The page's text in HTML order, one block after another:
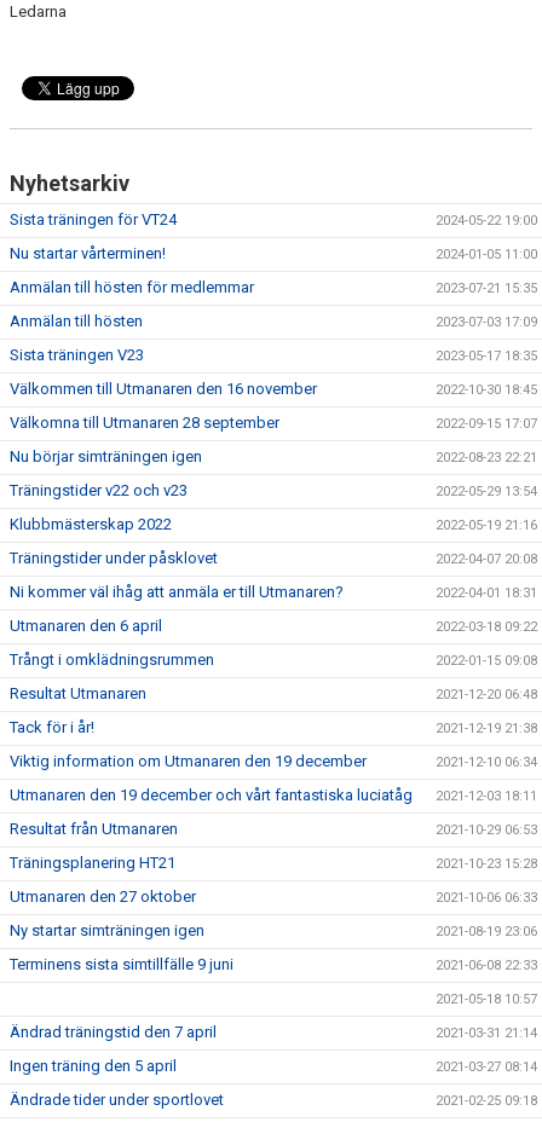
Ledarna
Nyhetsarkiv
Sista träningen för VT24 2024-05-22 19:00
Nu startar vårterminen! 2024-01-05 11:00
Anmälan till hösten för medlemmar 2023-07-21 15:35
Anmälan till hösten 2023-07-03 17:09
Sista träningen V23 2023-05-17 18:35
Välkommen till Utmanaren den 16 november 2022-10-30 18:45
Välkomna till Utmanaren 28 september 2022-09-15 17:07
Nu börjar simträningen igen 2022-08-23 22:21
Träningstider v22 och v23 2022-05-29 13:54
Klubbmästerskap 2022 2022-05-19 21:16
Träningstider under påsklovet 2022-04-07 20:08
Ni kommer väl ihåg att anmäla er till Utmanaren? 2022-04-01 18:31
Utmanaren den 6 april 2022-03-18 09:22
Trångt i omklädningsrummen 2022-01-15 09:08
Resultat Utmanaren 2021-12-20 06:48
Tack för i år! 2021-12-19 21:38
Viktig information om Utmanaren den 19 december 2021-12-10 06:34
Utmanaren den 19 december och vårt fantastiska luciatåg 2021-12-03 18:11
Resultat från Utmanaren 2021-10-29 06:53
Träningsplanering HT21 2021-10-23 15:28
Utmanaren den 27 oktober 2021-10-06 06:33
Ny startar simträningen igen 2021-08-19 23:06
Terminens sista simtillfälle 9 juni 2021-06-08 22:33
2021-05-18 10:57
Ändrad träningstid den 7 april 2021-03-31 21:14
Ingen träning den 5 april 2021-03-27 08:14
Ändrade tider under sportlovet 2021-02-25 09:18